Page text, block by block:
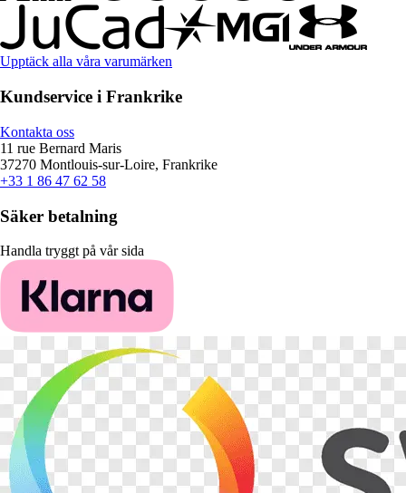
Upptäck alla våra varumärken
Kundservice i Frankrike
Kontakta oss
11 rue Bernard Maris
37270 Montlouis-sur-Loire, Frankrike
+33 1 86 47 62 58
Säker betalning
Handla tryggt på vår sida